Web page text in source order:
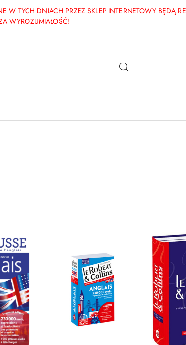
TYCH DNIACH PRZEZ SKLEP INTERNETOWY BĘDĄ
WYROZUMIAŁOŚĆ!